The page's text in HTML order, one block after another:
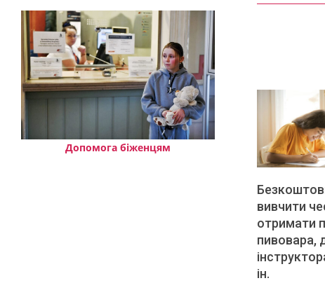
вивчити
отримати
пивовара,
ін.
Допомога біженцям